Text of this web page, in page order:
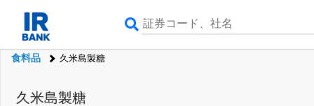
食料品 久米島製糖
久米島製糖